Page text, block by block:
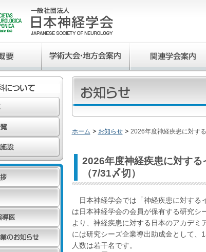
ホーム お知らせ 2026年度神経疾患に対す
2026年度神経疾患に対す
（7/31〆切）
日本神経学会では「神経疾患に対する
は日本神経学会の会員が保有する研究シ
より、神経疾患に対する日本のアカデミ
には研究シーズ企業導出助成金として
人数は若干名です。